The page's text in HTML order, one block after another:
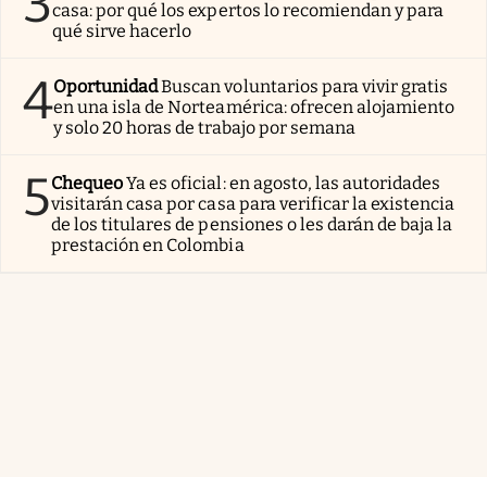
casa: por qué los expertos lo recomiendan y para
qué sirve hacerlo
4OportunidadBuscan voluntarios para vivir gratis
en una isla de Norteamérica: ofrecen alojamiento
y solo 20 horas de trabajo por semana
5ChequeoYa es oficial: en agosto, las autoridades
visitarán casa por casa para verificar la existencia
de los titulares de pensiones o les darán de baja la
prestación en Colombia